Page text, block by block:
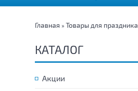
Главная » Товары для праздника
КАТАЛОГ
Акции